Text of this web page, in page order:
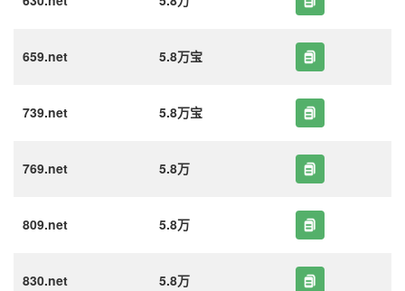
659.net 5.8万宝
739.net 5.8万宝
769.net 5.8万
809.net 5.8万
830.net 5.8万